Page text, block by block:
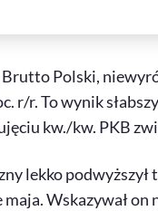
Polski,
r/r. To wynik
kw./kw. PKB
lekko podwyższył
Wskazywał on